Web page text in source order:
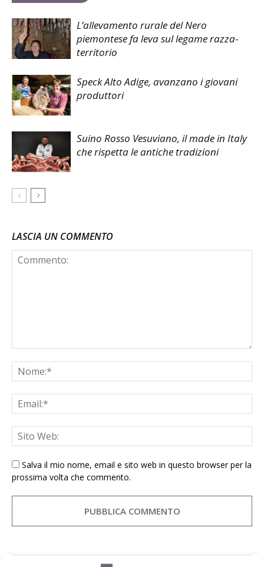
L’allevamento rurale del Nero
piemontese fa leva sul legame razza-
territorio
Speck Alto Adige, avanzano i giovani
produttori
Suino Rosso Vesuviano, il made in Italy
che rispetta le antiche tradizioni
LASCIA UN COMMENTO
Salva il mio nome, email e sito web in questo browser per la
prossima volta che commento.